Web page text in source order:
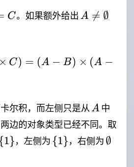
C。如果额外给出A 
= ∅
× C) = (A − B) × (A −
尔积，而左侧只是从 A
A 中
边的对象类型已经不同。取
1}，左侧为 \lbrace1\rbrace
{1}，右侧为∅